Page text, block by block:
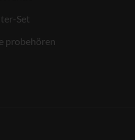
Set
probehören